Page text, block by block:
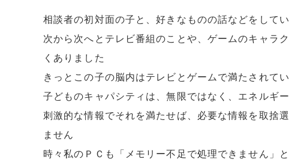
相談者の初対面の子と、好きなものの話などをしてい
次から次へとテレビ番組のことや、ゲームのキャラ
くありました
きっとこの子の脳内はテレビとゲームで満たされて
子どものキャパシティは、無限ではなく、エネルギ
刺激的な情報でそれを満たせば、必要な情報を取捨
ません
時々私のＰＣも「メモリー不足で処理できません」